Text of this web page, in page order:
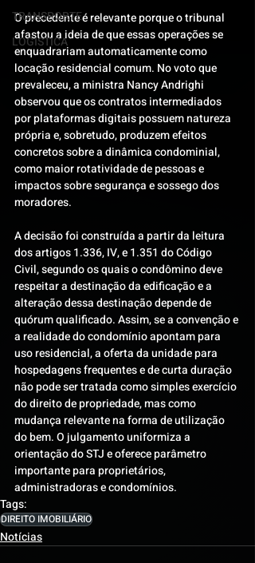
TRANSPORTE
LOGISTICA
O precedente é relevante porque o tribunal
afastou a ideia de que essas operações se
enquadrariam automaticamente como
locação residencial comum. No voto que
prevaleceu, a ministra Nancy Andrighi
observou que os contratos intermediados
por plataformas digitais possuem natureza
própria e, sobretudo, produzem efeitos
concretos sobre a dinâmica condominial,
como maior rotatividade de pessoas e
impactos sobre segurança e sossego dos
moradores.
A decisão foi construída a partir da leitura
dos artigos 1.336, IV, e 1.351 do Código
Civil, segundo os quais o condômino deve
respeitar a destinação da edificação e a
alteração dessa destinação depende de
quórum qualificado. Assim, se a convenção e
a realidade do condomínio apontam para
uso residencial, a oferta da unidade para
hospedagens frequentes e de curta duração
não pode ser tratada como simples exercício
do direito de propriedade, mas como
mudança relevante na forma de utilização
do bem. O julgamento uniformiza a
orientação do STJ e oferece parâmetro
importante para proprietários,
administradoras e condomínios.
Tags:
DIREITO IMOBILIÁRIO
Notícias